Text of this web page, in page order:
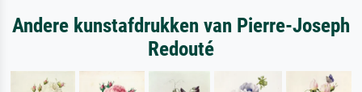
Andere kunstafdrukken van Pierre-Joseph
Redouté